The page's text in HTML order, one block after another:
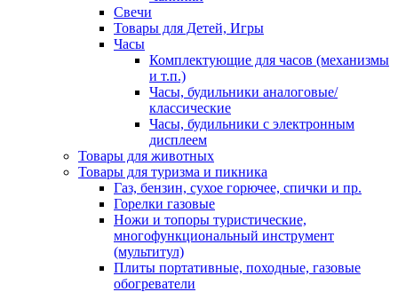
Свечи
Товары для Детей, Игры
Часы
Комплектующие для часов (механизмы
и т.п.)
Часы, будильники аналоговые/
классические
Часы, будильники с электронным
дисплеем
Товары для животных
Товары для туризма и пикника
Газ, бензин, сухое горючее, спички и пр.
Горелки газовые
Ножи и топоры туристические,
многофункциональный инструмент
(мультитул)
Плиты портативные, походные, газовые
обогреватели